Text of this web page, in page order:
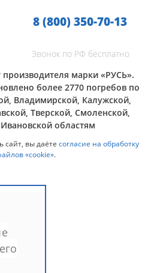
марки «РУСЬ».
более 2770 погребов по
Владимирской, Калужской,
Тверской, Смоленской,
областям
сайт, вы даёте согласие на обработку
«cookie».
8 (800) 350-70-13
Звонок по РФ бесплатно